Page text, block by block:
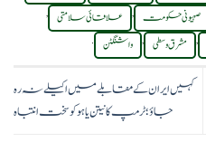
صہیونی حکومت , علاقائی سلامتی ,
, مشرق وسطی , واشنگٹن .
کہیں ایران کے مقابلے میں اکیلے نہ رہ
جاؤ؛ ٹرمپ کا نیتن یاہو کو سخت انتباہ